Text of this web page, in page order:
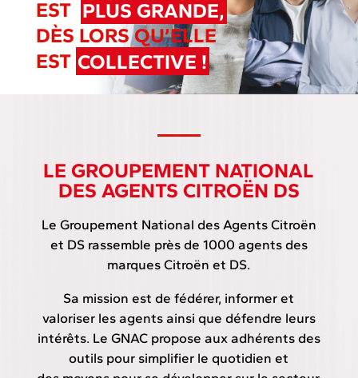
EST PLUS GRANDE,
DÈS LORS QU’ELLE
EST COLLECTIVE !
LE GROUPEMENT NATIONAL
DES AGENTS CITROËN DS
Le Groupement National des Agents Citroën
et DS rassemble près de 1000 agents des
marques Citroën et DS.
Sa mission est de fédérer, informer et
valoriser les agents ainsi que défendre leurs
intérêts. Le GNAC propose aux adhérents des
outils pour simplifier le quotidien et